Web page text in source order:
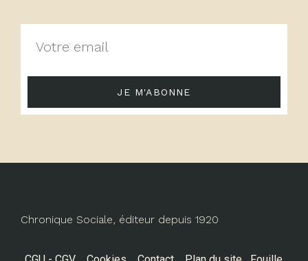
JE M'ABONNE
Chronique Sociale, éditeur depuis 1920